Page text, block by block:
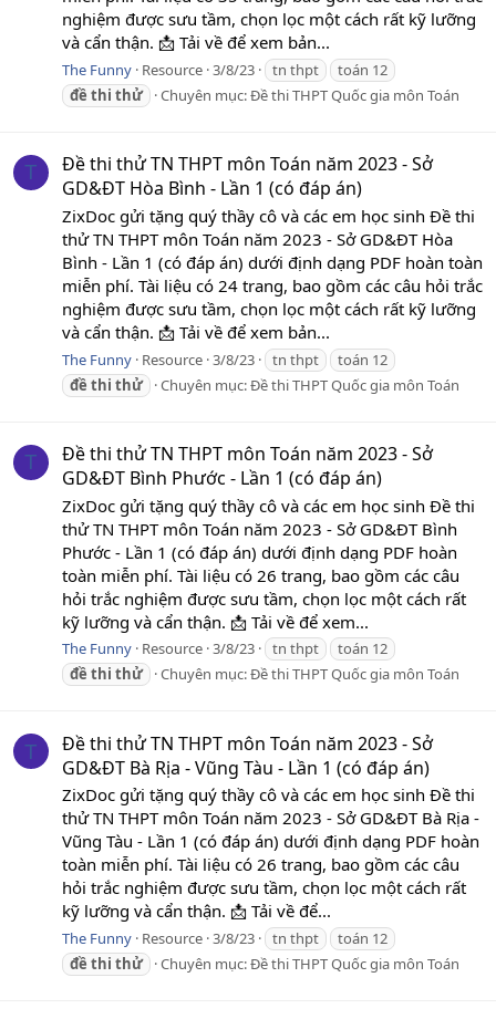
nghiệm được sưu tầm, chọn lọc một cách rất kỹ lưỡng
và cẩn thận. 📩 Tải về để xem bản...
The Funny Resource 3/8/23 tn thpt
toán 12
đề thi thử Chuyên mục:Đề thi THPT Quốc gia môn Toán
T
Đề thi thử TN THPT môn Toán năm 2023 - Sở
GD&ĐT Hòa Bình - Lần 1 (có đáp án)
ZixDoc gửi tặng quý thầy cô và các em học sinh Đề thi
thử TN THPT môn Toán năm 2023 - Sở GD&ĐT Hòa
Bình - Lần 1 (có đáp án) dưới định dạng PDF hoàn toàn
miễn phí. Tài liệu có 24 trang, bao gồm các câu hỏi trắc
nghiệm được sưu tầm, chọn lọc một cách rất kỹ lưỡng
và cẩn thận. 📩 Tải về để xem bản...
The Funny Resource 3/8/23 tn thpt
toán 12
đề thi thử Chuyên mục:Đề thi THPT Quốc gia môn Toán
T
Đề thi thử TN THPT môn Toán năm 2023 - Sở
GD&ĐT Bình Phước - Lần 1 (có đáp án)
ZixDoc gửi tặng quý thầy cô và các em học sinh Đề thi
thử TN THPT môn Toán năm 2023 - Sở GD&ĐT Bình
Phước - Lần 1 (có đáp án) dưới định dạng PDF hoàn
toàn miễn phí. Tài liệu có 26 trang, bao gồm các câu
hỏi trắc nghiệm được sưu tầm, chọn lọc một cách rất
kỹ lưỡng và cẩn thận. 📩 Tải về để xem...
The Funny Resource 3/8/23 tn thpt
toán 12
đề thi thử Chuyên mục:Đề thi THPT Quốc gia môn Toán
T
Đề thi thử TN THPT môn Toán năm 2023 - Sở
GD&ĐT Bà Rịa - Vũng Tàu - Lần 1 (có đáp án)
ZixDoc gửi tặng quý thầy cô và các em học sinh Đề thi
thử TN THPT môn Toán năm 2023 - Sở GD&ĐT Bà Rịa -
Vũng Tàu - Lần 1 (có đáp án) dưới định dạng PDF hoàn
toàn miễn phí. Tài liệu có 26 trang, bao gồm các câu
hỏi trắc nghiệm được sưu tầm, chọn lọc một cách rất
kỹ lưỡng và cẩn thận. 📩 Tải về để...
The Funny Resource 3/8/23 tn thpt
toán 12
đề thi thử Chuyên mục:Đề thi THPT Quốc gia môn Toán